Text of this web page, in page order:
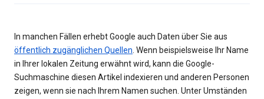
In manchen Fällen erhebt Google auch Daten über Sie aus
öffentlich zugänglichen Quellen. Wenn beispielsweise Ihr Name
in Ihrer lokalen Zeitung erwähnt wird, kann die Google-
Suchmaschine diesen Artikel indexieren und anderen Personen
zeigen, wenn sie nach Ihrem Namen suchen. Unter Umständen